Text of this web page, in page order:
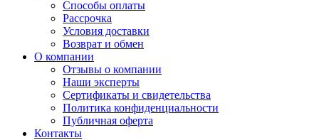
Способы оплаты
Рассрочка
Условия доставки
Возврат и обмен
О компании
Отзывы о компании
Наши эксперты
Сертификаты и свидетельства
Политика конфиденциальности
Публичная оферта
Контакты